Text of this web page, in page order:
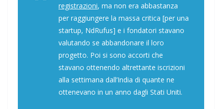
registrazioni, ma non era abbastanza
per raggiungere la massa critica [per una
startup, NdRufus] e i fondatori stavano
valutando se abbandonare il loro
progetto. Poi si sono accorti che
stavano ottenendo altrettante iscrizioni
alla settimana dall’India di quante ne
ottenevano in un anno dagli Stati Uniti.